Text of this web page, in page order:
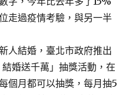
走過疫情考驗，與另一半
人結婚，臺北市政府推出
結婚送千萬」抽獎活動，在
個月都可以抽獎，每月抽5